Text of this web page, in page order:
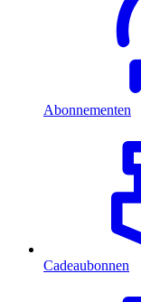
Abonnementen
Cadeaubonnen